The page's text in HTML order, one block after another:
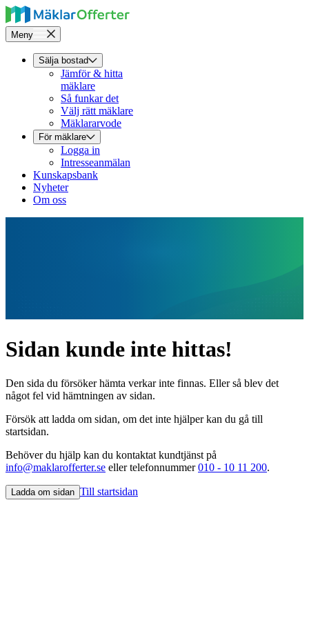
Meny
Sälja bostad
Jämför & hitta
mäklare
Så funkar det
Välj rätt mäklare
Mäklararvode
För mäklare
Logga in
Intresseanmälan
Kunskapsbank
Nyheter
Om oss
Sidan kunde inte hittas!
Den sida du försöker hämta verkar inte finnas. Eller så blev det
något fel vid hämtningen av sidan.
Försök att ladda om sidan, om det inte hjälper kan du gå till
startsidan.
Behöver du hjälp kan du kontaktat kundtjänst på
info@maklarofferter.se eller telefonnummer010 - 10 11 200.
Ladda om sidan Till startsidan